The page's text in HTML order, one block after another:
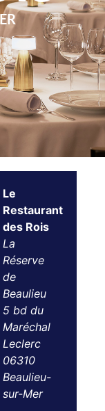
Le
Restaurant
des Rois
La
Réserve
de
Beaulieu
5 bd du
Maréchal
Leclerc
06310
Beaulieu-
sur-Mer